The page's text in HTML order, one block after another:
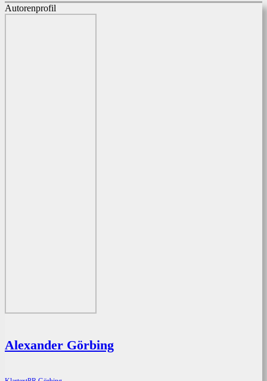
Autorenprofil
Alexander Görbing